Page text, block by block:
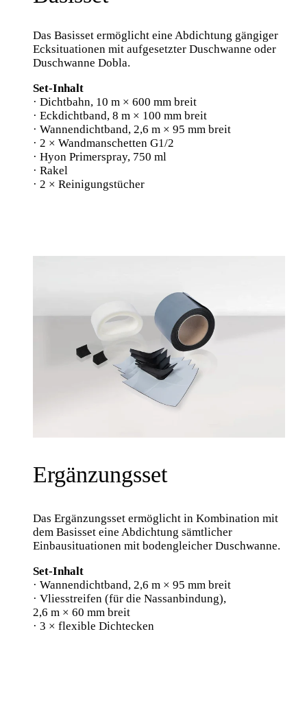
Das Basisset ermöglicht eine Abdichtung gängiger
Ecksituationen mit aufgesetzter Duschwanne oder
Duschwanne Dobla.
Set-Inhalt
· Dichtbahn, 10 m × 600 mm breit
· Eckdichtband, 8 m × 100 mm breit
· Wannendichtband, 2,6 m × 95 mm breit
· 2 × Wandmanschetten G1/2
· Hyon Primerspray, 750 ml
· Rakel
· 2 × Reinigungstücher
Ergänzungsset
Das Ergänzungsset ermöglicht in Kombination mit
dem Basisset eine Abdichtung sämtlicher
Einbausituationen mit bodengleicher Duschwanne.
Set-Inhalt
· Wannendichtband, 2,6 m × 95 mm breit
· Vliesstreifen (für die Nassanbindung),
2,6 m × 60 mm breit
· 3 × flexible Dichtecken